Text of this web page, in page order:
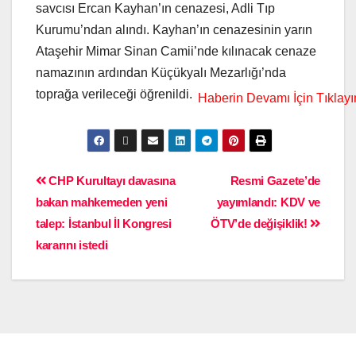
savcısı Ercan Kayhan’ın cenazesi, Adli Tıp
Kurumu’ndan alındı. Kayhan’ın cenazesinin yarın
Ataşehir Mimar Sinan Camii’nde kılınacak cenaze
namazının ardından Küçükyalı Mezarlığı’nda
toprağa verileceği öğrenildi.
Resmi Gazete’de
yayımlandı: KDV ve
ÖTV’de değişiklik!
CHP Kurultayı davasına
bakan mahkemeden yeni
talep: İstanbul İl Kongresi
kararını istedi